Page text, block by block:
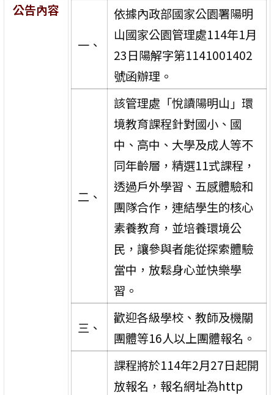
公告內容
一、
依據內政部國家公園署陽明
山國家公園管理處114年1月
23日陽解字第1141001402
號函辦理。
二、
該管理處「悅讀陽明山」環
境教育課程針對國小、國
中、高中、大學及成人等不
同年齡層，精選11式課程，
透過戶外學習、五感體驗和
團隊合作，連結學生的核心
素養教育，並培養環境公
民，讓參與者能從探索體驗
當中，放鬆身心並快樂學
習。
三、
歡迎各級學校、教師及機關
團體等16人以上團體報名。
課程將於114年2月27日起開
放報名，報名網址為http